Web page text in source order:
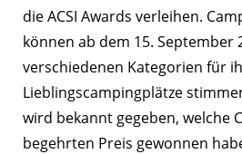
die ACSI Awards verleihen.
können ab dem 15. September
verschiedenen Kategorien für
Lieblingscampingplätze
wird bekannt gegeben, welche
begehrten Preis gewonnen